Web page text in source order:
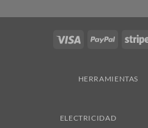
Visa PayPal
HERRAMIENTAS
ELECTRICIDAD